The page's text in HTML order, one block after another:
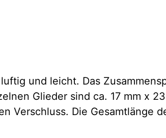
und leicht. Das
Glieder sind ca. 17 mm x
Verschluss. Die Gesamtlänge